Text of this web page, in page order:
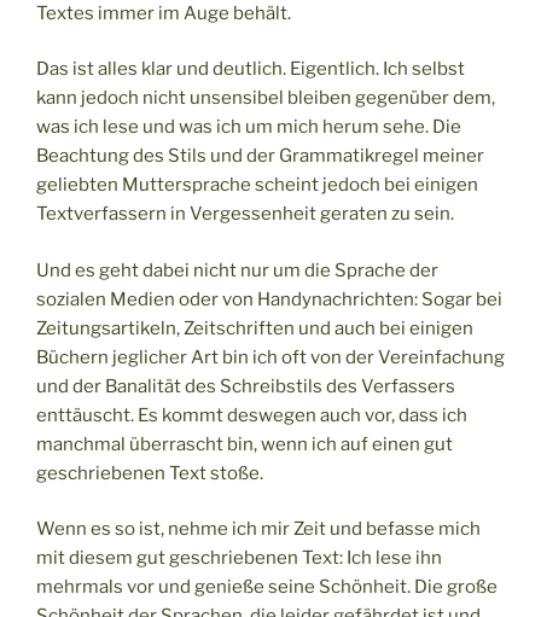
Textes immer im Auge behält.
Das ist alles klar und deutlich. Eigentlich. Ich selbst
kann jedoch nicht unsensibel bleiben gegenüber dem,
was ich lese und was ich um mich herum sehe. Die
Beachtung des Stils und der Grammatikregel meiner
geliebten Muttersprache scheint jedoch bei einigen
Textverfassern in Vergessenheit geraten zu sein.
Und es geht dabei nicht nur um die Sprache der
sozialen Medien oder von Handynachrichten: Sogar bei
Zeitungsartikeln, Zeitschriften und auch bei einigen
Büchern jeglicher Art bin ich oft von der Vereinfachung
und der Banalität des Schreibstils des Verfassers
enttäuscht. Es kommt deswegen auch vor, dass ich
manchmal überrascht bin, wenn ich auf einen gut
geschriebenen Text stoße.
Wenn es so ist, nehme ich mir Zeit und befasse mich
mit diesem gut geschriebenen Text: Ich lese ihn
mehrmals vor und genieße seine Schönheit. Die große